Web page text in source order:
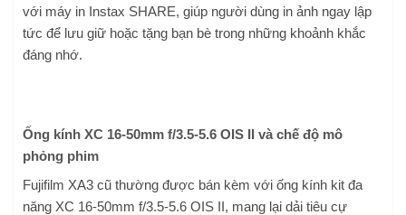
với máy in Instax SHARE, giúp người dùng in ảnh ngay lập
tức để lưu giữ hoặc tặng bạn bè trong những khoảnh khắc
đáng nhớ.
Ống kính XC 16-50mm f/3.5-5.6 OIS II và chế độ mô
phỏng phim
Fujifilm XA3 cũ thường được bán kèm với ống kính kit đa
năng XC 16-50mm f/3.5-5.6 OIS II, mang lại dải tiêu cự